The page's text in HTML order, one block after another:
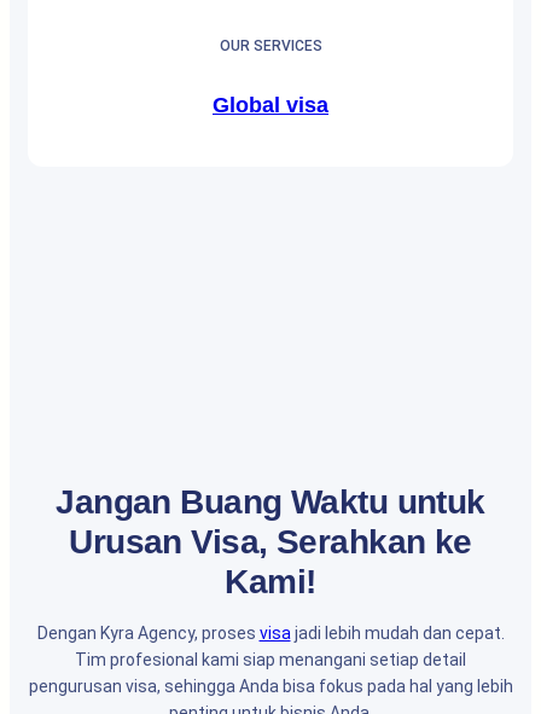
OUR SERVICES
Global visa
Jangan Buang Waktu untuk
Urusan Visa, Serahkan ke
Kami!
Dengan Kyra Agency, proses visa jadi lebih mudah dan cepat.
Tim profesional kami siap menangani setiap detail
pengurusan visa, sehingga Anda bisa fokus pada hal yang lebih